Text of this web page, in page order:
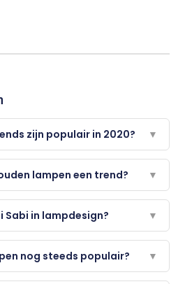
zijn populair in 2020? ▼
lampen een trend? ▼
Sabi in lampdesign? ▼
nog steeds populair? ▼